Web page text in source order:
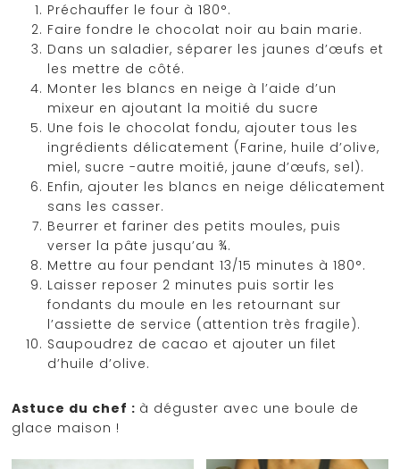
Préchauffer le four à 180°.
Faire fondre le chocolat noir au bain marie.
Dans un saladier, séparer les jaunes d’œufs et
les mettre de côté.
Monter les blancs en neige à l’aide d’un
mixeur en ajoutant la moitié du sucre
Une fois le chocolat fondu, ajouter tous les
ingrédients délicatement (Farine, huile d’olive,
miel, sucre -autre moitié, jaune d’œufs, sel).
Enfin, ajouter les blancs en neige délicatement
sans les casser.
Beurrer et fariner des petits moules, puis
verser la pâte jusqu’au ¾.
Mettre au four pendant 13/15 minutes à 180°.
Laisser reposer 2 minutes puis sortir les
fondants du moule en les retournant sur
l’assiette de service (attention très fragile).
Saupoudrez de cacao et ajouter un filet
d’huile d’olive.
Astuce du chef : à déguster avec une boule de
glace maison !